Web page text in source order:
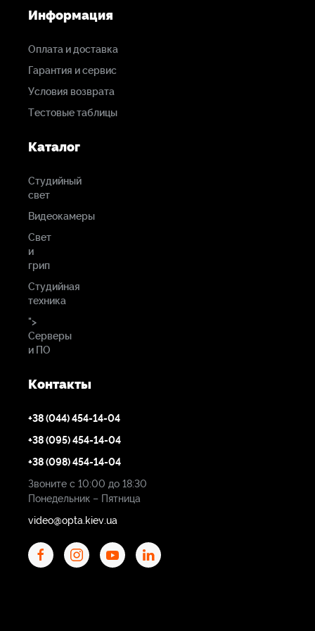
135 х 81 х 66 мм
0,85 кг
0,0112 мм
МИНИМАЛЬНЫЙ ШАГ НА ШТАТИВЕ
0,0224 мм
МАКСИМАЛЬНАЯ СКОРОСТЬ НА СТОЛЕ
3,21 см/сек
6,42 см/сек
ОТ АККУМУЛЯТОРА
2 часа
Информация
Оплата и доставка
Гарантия и сервис
Условия возврата
Тестовые таблицы
Каталог
Студийный
свет
Видеокамеры
Свет
и
грип
Студийная
техника
">
Серверы
и ПО
Контакты
+38 (044) 454-14-04
+38 (095) 454-14-04
+38 (098) 454-14-04
Звоните с 10:00 до 18:30
Понедельник – Пятница
video@opta.kiev.ua